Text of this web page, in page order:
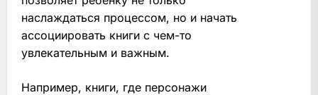
наслаждаться процессом, но и начать
ассоциировать книги с чем-то
увлекательным и важным.
Например, книги, где персонажи